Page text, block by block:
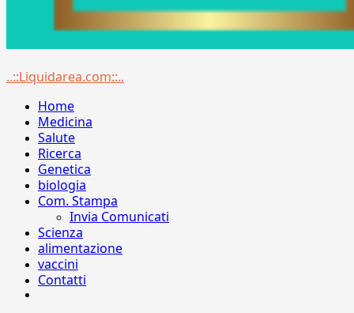
Menu
..::Liquidarea.com::..
Home
Medicina
Salute
Ricerca
Genetica
biologia
Com. Stampa
Invia Comunicati
Scienza
alimentazione
vaccini
Contatti